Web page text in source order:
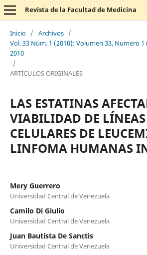
Revista de la Facultad de Medicina
Inicio / Archivos /
Vol. 33 Núm. 1 (2010): Volumen 33, Numero 1
2010
/
ARTÍCULOS ORIGINALES
LAS ESTATINAS
VIABILIDAD DE LÍNEAS
CELULARES DE
LINFOMA HUMANAS
Mery Guerrero
Universidad Central de Venezuela
Camilo Di Giulio
Universidad Central de Venezuela
Juan Bautista De Sanctis
Universidad Central de Venezuela